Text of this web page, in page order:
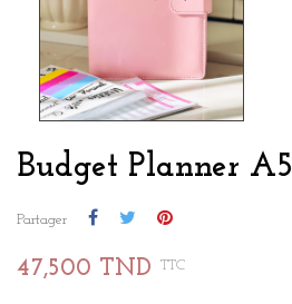
Budget Planner A5
Partager
47,500 TND TTC